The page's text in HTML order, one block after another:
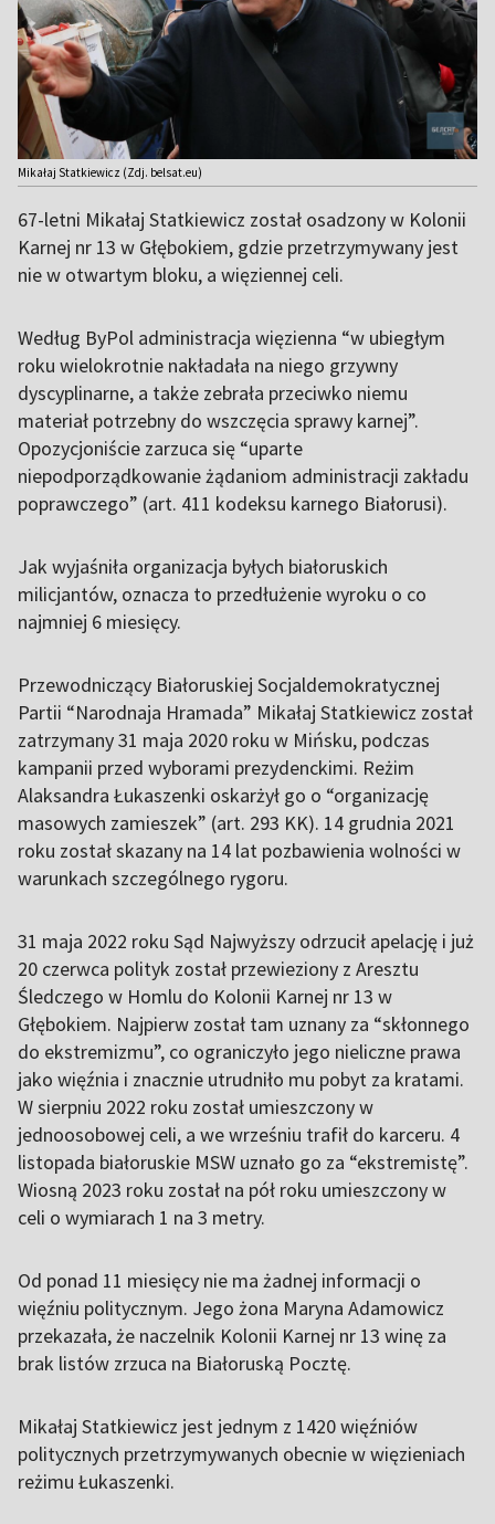
Mikałaj Statkiewicz (Zdj. belsat.eu)
67-letni Mikałaj Statkiewicz został osadzony w Kolonii
Karnej nr 13 w Głębokiem, gdzie przetrzymywany jest
nie w otwartym bloku, a więziennej celi.
Według ByPol administracja więzienna “w ubiegłym
roku wielokrotnie nakładała na niego grzywny
dyscyplinarne, a także zebrała przeciwko niemu
materiał potrzebny do wszczęcia sprawy karnej”.
Opozycjoniście zarzuca się “uparte
niepodporządkowanie żądaniom administracji zakładu
poprawczego” (art. 411 kodeksu karnego Białorusi).
Jak wyjaśniła organizacja byłych białoruskich
milicjantów, oznacza to przedłużenie wyroku o co
najmniej 6 miesięcy.
Przewodniczący Białoruskiej Socjaldemokratycznej
Partii “Narodnaja Hramada” Mikałaj Statkiewicz został
zatrzymany 31 maja 2020 roku w Mińsku, podczas
kampanii przed wyborami prezydenckimi. Reżim
Alaksandra Łukaszenki oskarżył go o “organizację
masowych zamieszek” (art. 293 KK). 14 grudnia 2021
roku został skazany na 14 lat pozbawienia wolności w
warunkach szczególnego rygoru.
31 maja 2022 roku Sąd Najwyższy odrzucił apelację i już
20 czerwca polityk został przewieziony z Aresztu
Śledczego w Homlu do Kolonii Karnej nr 13 w
Głębokiem. Najpierw został tam uznany za “skłonnego
do ekstremizmu”, co ograniczyło jego nieliczne prawa
jako więźnia i znacznie utrudniło mu pobyt za kratami.
W sierpniu 2022 roku został umieszczony w
jednoosobowej celi, a we wrześniu trafił do karceru. 4
listopada białoruskie MSW uznało go za “ekstremistę”.
Wiosną 2023 roku został na pół roku umieszczony w
celi o wymiarach 1 na 3 metry.
Od ponad 11 miesięcy nie ma żadnej informacji o
więźniu politycznym. Jego żona Maryna Adamowicz
przekazała, że naczelnik Kolonii Karnej nr 13 winę za
brak listów zrzuca na Białoruską Pocztę.
Mikałaj Statkiewicz jest jednym z 1420 więźniów
politycznych przetrzymywanych obecnie w więzieniach
reżimu Łukaszenki.